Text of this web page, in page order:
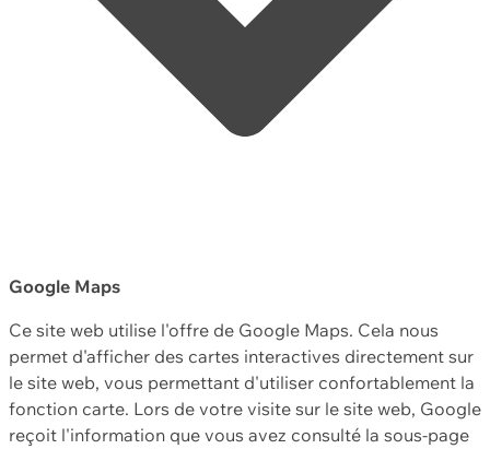
Google Maps
Ce site web utilise l'offre de Google Maps. Cela nous
permet d'afficher des cartes interactives directement sur
le site web, vous permettant d'utiliser confortablement la
fonction carte. Lors de votre visite sur le site web, Google
reçoit l'information que vous avez consulté la sous-page